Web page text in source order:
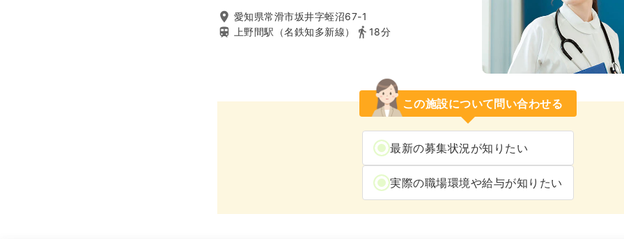
愛知県常滑市坂井字蛭沼67-1
上野間駅（名鉄知多新線）
18分
この施設について問い合わせる
最新の募集状況が知りたい
実際の職場環境や給与が知りたい